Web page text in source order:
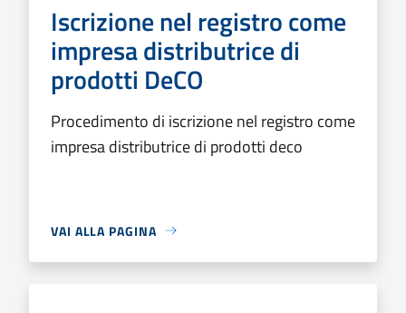
Iscrizione nel registro come
impresa distributrice di
prodotti DeCO
Procedimento di iscrizione nel registro come
impresa distributrice di prodotti deco
VAI ALLA PAGINA